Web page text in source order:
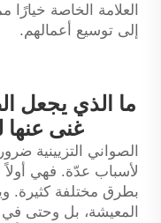
العلامة الخاصة
إلى توسيع أعمالهم.
ما الذي يجعل
غنى عنها
الصواني التزيينية
لأسباب عدّة. فهي
بطرق مختلفة كثيرة.
المعيشة، بل وحتى